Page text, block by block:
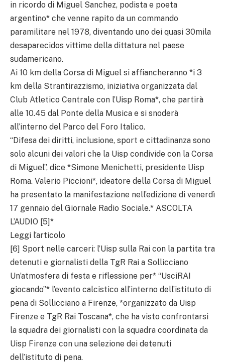
in ricordo di Miguel Sanchez, podista e poeta
argentino* che venne rapito da un commando
paramilitare nel 1978, diventando uno dei quasi 30mila
desaparecidos vittime della dittatura nel paese
sudamericano.
Ai 10 km della Corsa di Miguel si affiancheranno *i 3
km della Strantirazzismo, iniziativa organizzata dal
Club Atletico Centrale con l’Uisp Roma*, che partirà
alle 10.45 dal Ponte della Musica e si snoderà
all’interno del Parco del Foro Italico.
“Difesa dei diritti, inclusione, sport e cittadinanza sono
solo alcuni dei valori che la Uisp condivide con la Corsa
di Miguel”, dice *Simone Menichetti, presidente Uisp
Roma. Valerio Piccioni*, ideatore della Corsa di Miguel
ha presentato la manifestazione nell’edizione di venerdì
17 gennaio del Giornale Radio Sociale.* ASCOLTA
L’AUDIO [5]*
Leggi l’articolo
[6] Sport nelle carceri: l’Uisp sulla Rai con la partita tra
detenuti e giornalisti della TgR Rai a Sollicciano
Un’atmosfera di festa e riflessione per* “UsciRAI
giocando”* l’evento calcistico all’interno dell’istituto di
pena di Sollicciano a Firenze, *organizzato da Uisp
Firenze e TgR Rai Toscana*, che ha visto confrontarsi
la squadra dei giornalisti con la squadra coordinata da
Uisp Firenze con una selezione dei detenuti
dell’istituto di pena.